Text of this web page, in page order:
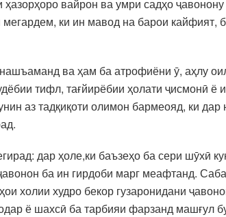
вайрон ва умри садҳо
ки ин мавод на барои кайфият,
ва ҳам ба атрофиёни ӯ, аҳлу
тифл, тағйирёбии ҳолати ҷисмонӣ ё
аз тадқиқоти олимон бармеояд, ки дар
дар ҳоле,ки баъзеҳо ба сери шӯхӣ
ба ин гирдоби марг меафтанд.
холии худро бекор гузаронидани
ё шахсӣ ба тарбияи фарзанд машғул